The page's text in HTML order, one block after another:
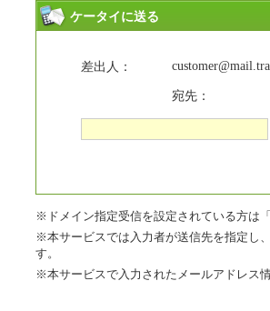
ケータイに送る
差出人：
宛先：
※ドメイン指定受信を設定されている方は
※本サービスでは入力者が送信先を指定し
す。
※本サービスで入力されたメールアドレス